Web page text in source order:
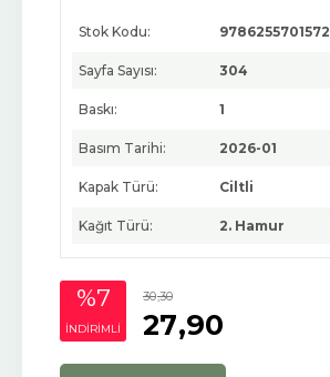
Stok Kodu: 9786255701572
Sayfa Sayısı: 304
Baskı: 1
Basım Tarihi: 2026-01
Kapak Türü: Ciltli
Kağıt Türü: 2. Hamur
%7
INDIRIMLI
30,30
27,90